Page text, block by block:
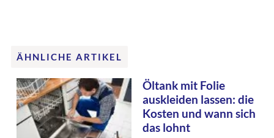
ÄHNLICHE ARTIKEL
Öltank mit Folie
auskleiden lassen: die
Kosten und wann sich
das lohnt